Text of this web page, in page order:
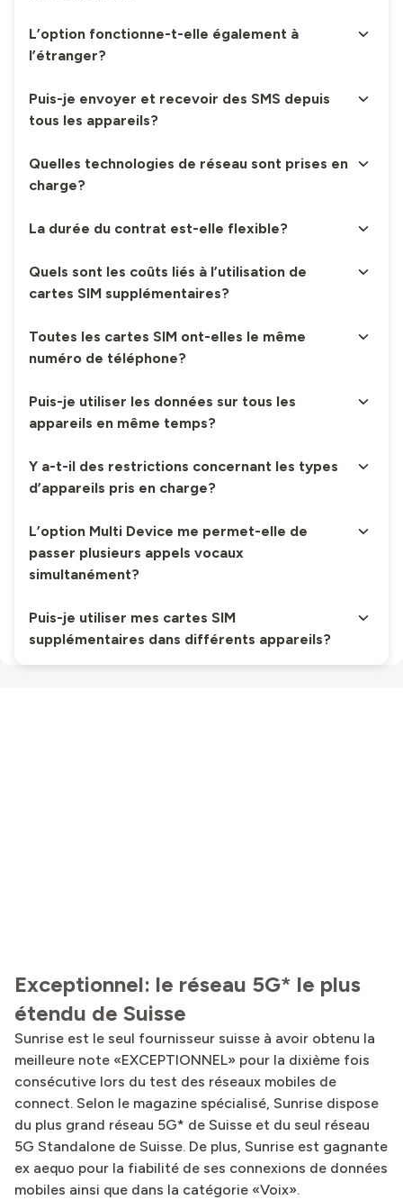
L’option fonctionne-t-elle également à
l’étranger?
Puis-je envoyer et recevoir des SMS depuis
tous les appareils?
Quelles technologies de réseau sont prises en
charge?
La durée du contrat est-elle flexible?
Quels sont les coûts liés à l’utilisation de
cartes SIM supplémentaires?
Toutes les cartes SIM ont-elles le même
numéro de téléphone?
Puis-je utiliser les données sur tous les
appareils en même temps?
Y a-t-il des restrictions concernant les types
d’appareils pris en charge?
L’option Multi Device me permet-elle de
passer plusieurs appels vocaux
simultanément?
Puis-je utiliser mes cartes SIM
supplémentaires dans différents appareils?
Exceptionnel: le réseau 5G* le plus
étendu de Suisse
Sunrise est le seul fournisseur suisse à avoir obtenu la
meilleure note «EXCEPTIONNEL» pour la dixième fois
consécutive lors du test des réseaux mobiles de
connect. Selon le magazine spécialisé, Sunrise dispose
du plus grand réseau 5G* de Suisse et du seul réseau
5G Standalone de Suisse. De plus, Sunrise est gagnante
ex aequo pour la fiabilité de ses connexions de données
mobiles ainsi que dans la catégorie «Voix».